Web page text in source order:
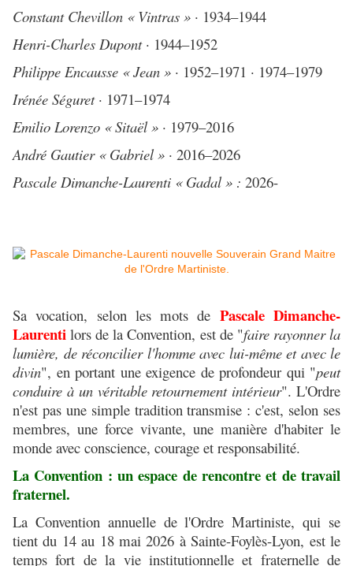
Constant Chevillon « Vintras » · 1934–1944
Henri-Charles Dupont · 1944–1952
Philippe Encausse « Jean » · 1952–1971 · 1974–1979
Irénée Séguret · 1971–1974
Emilio Lorenzo « Sitaël » · 1979–2016
André Gautier « Gabriel » · 2016–2026
Pascale Dimanche-Laurenti « Gadal » : 2026-
Sa vocation, selon les mots de Pascale Dimanche-
Laurenti lors de la Convention, est de "faire rayonner la
lumière, de réconcilier l'homme avec lui-même et avec le
divin", en portant une exigence de profondeur qui "peut
conduire à un véritable retournement intérieur". L'Ordre
n'est pas une simple tradition transmise : c'est, selon ses
membres, une force vivante, une manière d'habiter le
monde avec conscience, courage et responsabilité.
La Convention : un espace de rencontre et de travail
fraternel.
La Convention annuelle de l'Ordre Martiniste, qui se
tient du 14 au 18 mai 2026 à Sainte-Foylès-Lyon, est le
temps fort de la vie institutionnelle et fraternelle de